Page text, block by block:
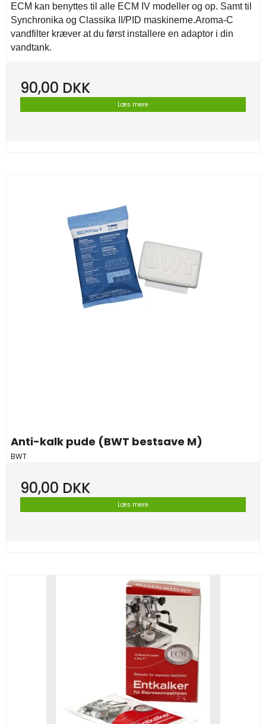
ECM kan benyttes til alle ECM IV modeller og op. Samt til
Synchronika og Classika II/PID maskinerne.Aroma-C
vandfilter kræver at du først installere en adaptor i din
vandtank.
90,00 DKK
Læs mere
Anti-kalk pude (BWT bestsave M)
BWT
90,00 DKK
Læs mere